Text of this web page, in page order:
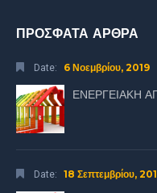
ΠΡΟΣΦΑΤΑ ΑΡΘΡΑ
Date: 6 Νοεμβρίου, 2019
ΕΝΕΡΓΕΙΑΚΗ
Date: 18 Σεπτεμβρίου,